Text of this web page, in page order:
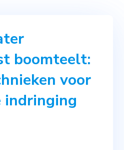
boomteelt:
voor
indringing